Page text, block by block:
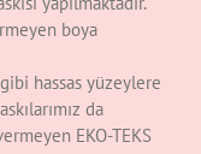
boya
hassas yüzeylere
da
EKO-TEKS